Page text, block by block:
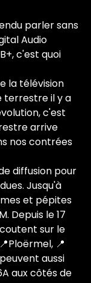
parler sans
Audio
c'est quoi
la télévision
terrestre il y a
c'est
arrive
nos contrées
diffusion pour
Jusqu'à
et pépites
Depuis le 17
sur le
📍
aussi
aux côtés de